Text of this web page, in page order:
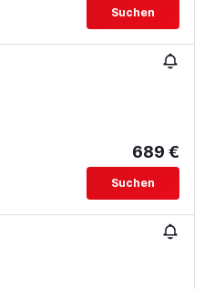
Suchen
689 €
Suchen